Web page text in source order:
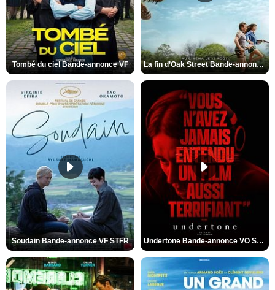
Tombé du ciel Bande-annonce VF La fin d’Oak Street Bande-annonce VO STFR
Soudain Bande-annonce VF STFR Undertone Bande-annonce VO STFR